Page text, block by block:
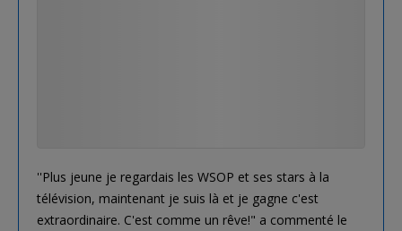
''Plus jeune je regardais les WSOP et ses stars à la
télévision, maintenant je suis là et je gagne c'est
extraordinaire. C'est comme un rêve!" a commenté le